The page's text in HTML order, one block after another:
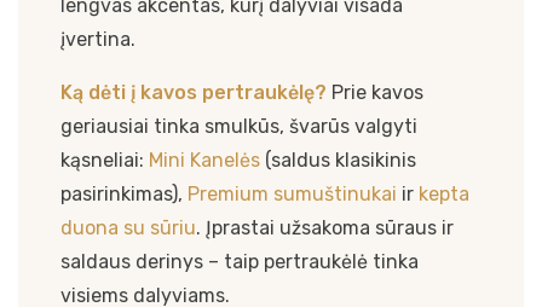
lengvas akcentas, kurį dalyviai visada
įvertina.
Ką dėti į kavos pertraukėlę? Prie kavos
geriausiai tinka smulkūs, švarūs valgyti
kąsneliai: Mini Kanelės (saldus klasikinis
pasirinkimas), Premium sumuštinukai ir kepta
duona su sūriu. Įprastai užsakoma sūraus ir
saldaus derinys – taip pertraukėlė tinka
visiems dalyviams.